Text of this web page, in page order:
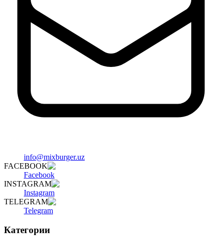
info@mixburger.uz
FACEBOOK
Facebook
INSTAGRAM
Instagram
TELEGRAM
Telegram
Категории